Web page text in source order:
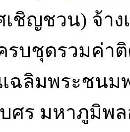
ชิญชวน) จ้าง
บชุดรวมค่าติ
ฉลิมพระชนม
ศร มหาภูมิพ